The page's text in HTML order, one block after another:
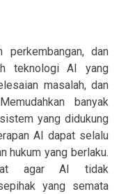
perkembangan, dan
teknologi AI yang
masalah, dan
banyak
yang didukung
AI dapat selalu
hukum yang berlaku.
agar AI tidak
yang semata